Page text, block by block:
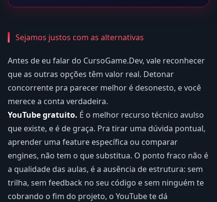
Sejamos justos com as alternativas
Antes de eu falar do CursoGame.Dev, vale reconhecer
que as outras opções têm valor real. Detonar
concorrente pra parecer melhor é desonesto, e você
merece a conta verdadeira.
YouTube gratuito. É o melhor recurso técnico avulso
que existe, e é de graça. Pra tirar uma dúvida pontual,
aprender uma feature específica ou comparar
engines, não tem o que substitua. O ponto fraco não é
a qualidade das aulas, é a ausência de estrutura: sem
trilha, sem feedback no seu código e sem ninguém te
cobrando o fim do projeto, o YouTube te dá